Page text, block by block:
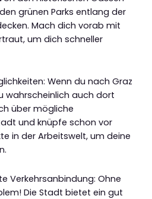
grünen Parks entlang der
Mach dich vorab mit
um dich schneller
Wenn du nach Graz
wahrscheinlich auch dort
über mögliche
und knüpfe schon vor
in der Arbeitswelt, um deine
Verkehrsanbindung: Ohne
Die Stadt bietet ein gut